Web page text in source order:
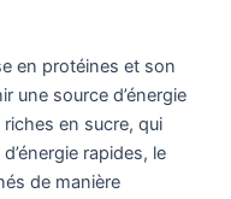
en protéines et son
une source d’énergie
en sucre, qui
rapides, le
de manière